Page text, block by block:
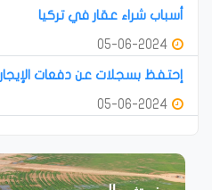
أسباب شراء عقار في تركيا
إحتفظ بسجلات عن دفعات